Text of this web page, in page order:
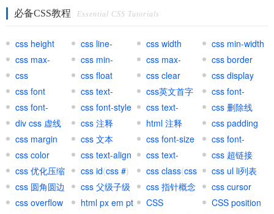
必备CSS教程 Essential CSS Tutorials
css height
css line-
height
css width
css min-width
css max-
width
css min-
height
css max-
height
css border
css
background
css float css clear
css display
css font
css text-
transform
css英文首字
母大写
css font-
variant
css font-
weight
css font-style
css text-
decoration
css 删除线
div css 虚线
css 注释 html 注释
css padding
css margin
css 文本 css font-size
css font-
family
css color css text-align
css text-
indent
css 超链接
(css a )
css 优化压缩 css id(css #) css class(css
.)
css ul li列表
css 圆角圆边
css 父级子级 css 指针概念
css cursor
css overflow
html px em pt
CSS
CSS position